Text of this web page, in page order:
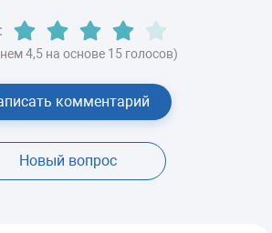
4,5 на основе 15 голосов)
комментарий
Новый вопрос